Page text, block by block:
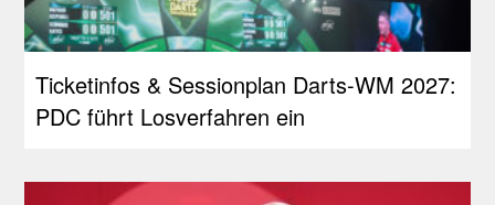
Ticketinfos & Sessionplan Darts-WM 2027:
PDC führt Losverfahren ein